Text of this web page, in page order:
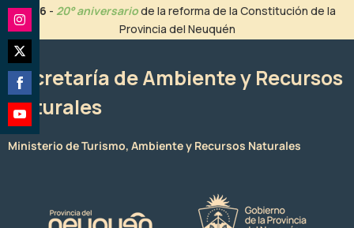
contenido
2026 - 20° aniversariode la reforma de la Constitución de la
Provincia del Neuquén
Secretaría de Ambiente y Recursos
Naturales
Ministerio de Turismo, Ambiente y Recursos Naturales
Share
on
Instagram
Share
on
Twitter
Share
on
Facebook
Share
on